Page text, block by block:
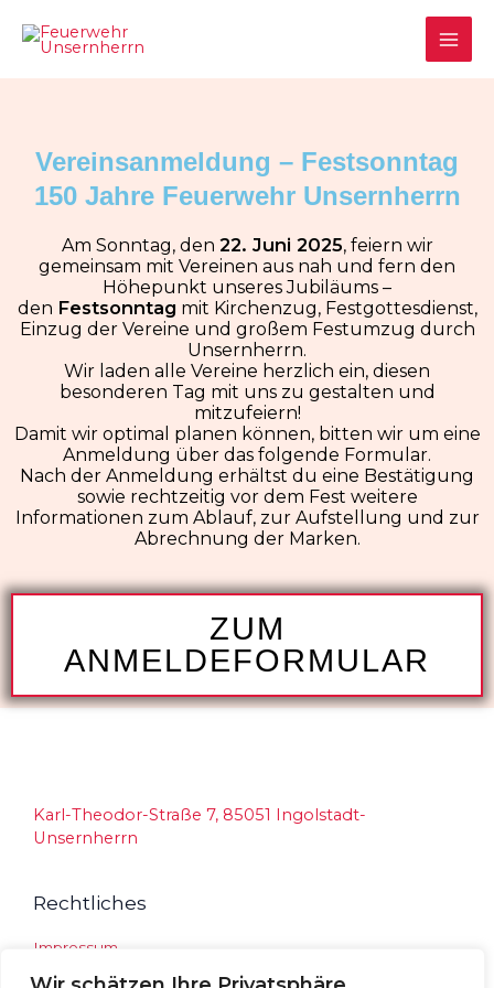
Inhalt
springen
Vereinsanmeldung – Festsonntag
150 Jahre Feuerwehr Unsernherrn
Am Sonntag, den 22. Juni 2025, feiern wir
gemeinsam mit Vereinen aus nah und fern den
Höhepunkt unseres Jubiläums –
den Festsonntag mit Kirchenzug, Festgottesdienst,
Einzug der Vereine und großem Festumzug durch
Unsernherrn.
Wir laden alle Vereine herzlich ein, diesen
besonderen Tag mit uns zu gestalten und
mitzufeiern!
Damit wir optimal planen können, bitten wir um eine
Anmeldung über das folgende Formular.
Nach der Anmeldung erhältst du eine Bestätigung
sowie rechtzeitig vor dem Fest weitere
Informationen zum Ablauf, zur Aufstellung und zur
Abrechnung der Marken.
ZUM
ANMELDEFORMULAR
Karl-Theodor-Straße 7, 85051 Ingolstadt-
Unsernherrn
Rechtliches
Impressum